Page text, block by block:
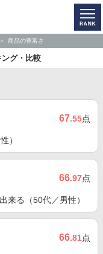
商品の豊富さ
ング・比較
67.55点
）
66.97点
来る（50代／男性）
66.81点